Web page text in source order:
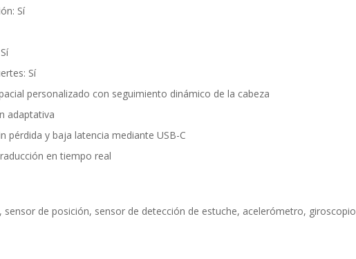
Sí
Sí
personalizado con seguimiento dinámico de la cabeza
adaptativa
pérdida y baja latencia mediante USB-C
en tiempo real
sensor de posición, sensor de detección de estuche, acelerómetro, giroscopio